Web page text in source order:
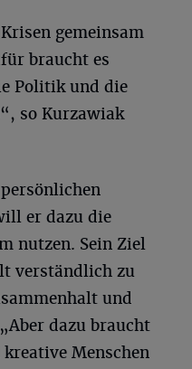
gemeinsam
braucht es
Politik und die
so Kurzawiak
er dazu die
nutzen. Sein Ziel
verständlich zu
und
dazu braucht
Menschen